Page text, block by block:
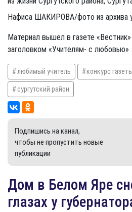
Нафиса ШАКИРОВА/фото из архива
Материал вышел в газете
заголовком «Учителям- с любовью»
любимый учитель конкурс
сургутский район
Подпишись на канал,
чтобы не пропустить новые
публикации
Дом в Белом Яре
глазах у